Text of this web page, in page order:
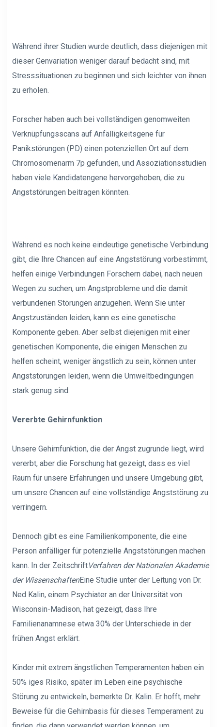
Während ihrer Studien wurde deutlich, dass diejenigen mit
dieser Genvariation weniger darauf bedacht sind, mit
Stresssituationen zu beginnen und sich leichter von ihnen
zu erholen.
Forscher haben auch bei vollständigen genomweiten
Verknüpfungsscans auf Anfälligkeitsgene für
Panikstörungen (PD) einen potenziellen Ort auf dem
Chromosomenarm 7p gefunden, und Assoziationsstudien
haben viele Kandidatengene hervorgehoben, die zu
Angststörungen beitragen könnten.
Während es noch keine eindeutige genetische Verbindung
gibt, die Ihre Chancen auf eine Angststörung vorbestimmt,
helfen einige Verbindungen Forschern dabei, nach neuen
Wegen zu suchen, um Angstprobleme und die damit
verbundenen Störungen anzugehen. Wenn Sie unter
Angstzuständen leiden, kann es eine genetische
Komponente geben. Aber selbst diejenigen mit einer
genetischen Komponente, die einigen Menschen zu
helfen scheint, weniger ängstlich zu sein, können unter
Angststörungen leiden, wenn die Umweltbedingungen
stark genug sind.
Vererbte Gehirnfunktion
Unsere Gehirnfunktion, die der Angst zugrunde liegt, wird
vererbt, aber die Forschung hat gezeigt, dass es viel
Raum für unsere Erfahrungen und unsere Umgebung gibt,
um unsere Chancen auf eine vollständige Angststörung zu
verringern.
Dennoch gibt es eine Familienkomponente, die eine
Person anfälliger für potenzielle Angststörungen machen
kann. In der ZeitschriftVerfahren der Nationalen Akademie
der WissenschaftenEine Studie unter der Leitung von Dr.
Ned Kalin, einem Psychiater an der Universität von
Wisconsin-Madison, hat gezeigt, dass Ihre
Familienanamnese etwa 30% der Unterschiede in der
frühen Angst erklärt.
Kinder mit extrem ängstlichen Temperamenten haben ein
50% iges Risiko, später im Leben eine psychische
Störung zu entwickeln, bemerkte Dr. Kalin. Er hofft, mehr
Beweise für die Gehirnbasis für dieses Temperament zu